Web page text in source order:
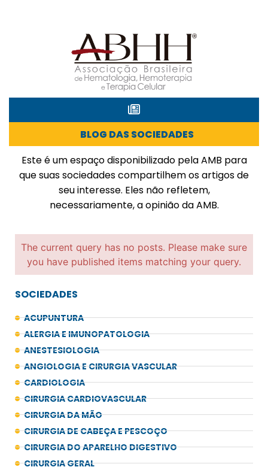
BLOG DAS SOCIEDADES
Este é um espaço disponibilizado pela AMB para
que suas sociedades compartilhem os artigos de
seu interesse. Eles não refletem,
necessariamente, a opinião da AMB.
The current query has no posts. Please make sure
you have published items matching your query.
SOCIEDADES
ACUPUNTURA
ALERGIA E IMUNOPATOLOGIA
ANESTESIOLOGIA
ANGIOLOGIA E CIRURGIA VASCULAR
CARDIOLOGIA
CIRURGIA CARDIOVASCULAR
CIRURGIA DA MÃO
CIRURGIA DE CABEÇA E PESCOÇO
CIRURGIA DO APARELHO DIGESTIVO
CIRURGIA GERAL